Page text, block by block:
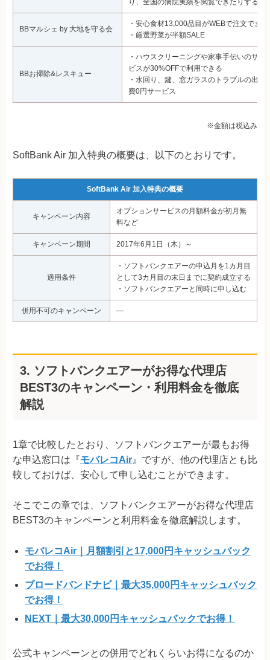
BBマルシェ by 大地を守る会
・安心食材13,000品目がWEBで注文できる
・厳選野菜が半額SALE
BBお掃除&レスキュー
・ハウスクリーニングや家事手伝いのサー
ビスが30%OFFで利用できる
・水回り、鍵、窓ガラスのトラブルの出張
費0円サービス
※金額は税込み
SoftBank Air 加入特典の概要は、以下のとおりです。
SoftBank Air 加入特典の概要
キャンペーン内容
オプションサービスの月額料金が初月無
料など
キャンペーン期間 2017年6月1日（木）～
適用条件
・ソフトバンクエアーの申込月を1カ月目
として3カ月目の末日までに契約成立する
・ソフトバンクエアーと同時に申し込む
併用不可のキャンペーン ―
3. ソフトバンクエアーがお得な代理店
BEST3のキャンペーン・利用料金を徹底
解説
1章で比較したとおり、ソフトバンクエアーが最もお得
な申込窓口は『モバレコAir 』ですが、他の代理店とも比
較しておけば、安心して申し込むことができます。
そこでこの章では、ソフトバンクエアーがお得な代理店
BEST3のキャンペーンと利用料金を徹底解説します。
モバレコAir｜月額割引と17,000円キャッシュバック
でお得！
ブロードバンドナビ｜最大35,000円キャッシュバック
でお得！
NEXT｜最大30,000円キャッシュバックでお得！
公式キャンペーンとの併用でどれくらいお得になるのか